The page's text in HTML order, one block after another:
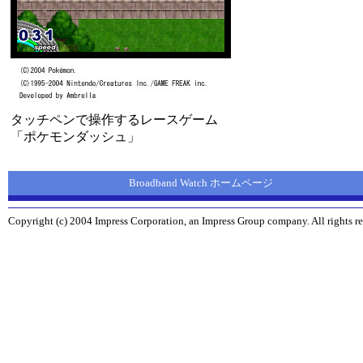
タッチペンで操作するレースゲーム
「ポケモンダッシュ」
Broadband Watch ホームページ
Copyright (c) 2004 Impress Corporation, an Impress Group company. All rights